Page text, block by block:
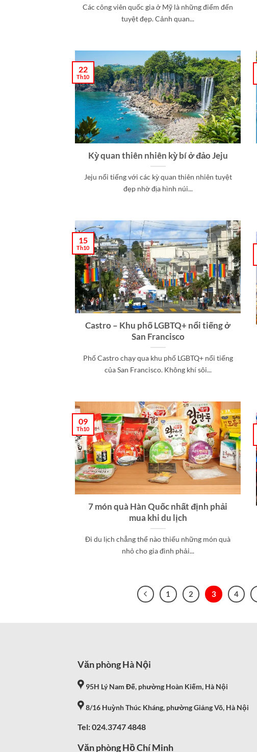
Các công viên quốc gia ở Mỹ là những điểm đến
tuyệt đẹp. Cảnh quan...
Kỳ quan thiên nhiên kỳ bí ở đảo Jeju
Jeju nổi tiếng với các kỳ quan thiên nhiên tuyệt
đẹp nhờ địa hình núi...
22
Th10
Castro – Khu phố LGBTQ+ nổi tiếng ở
San Francisco
Phố Castro chạy qua khu phố LGBTQ+ nổi tiếng
của San Francisco. Không khí sôi...
15
Th10
7 món quà Hàn Quốc nhất định phải
mua khi du lịch
Đi du lịch chẳng thể nào thiếu những món quà
nhỏ cho gia đình phải...
09
Th10
1 2 3 4
Văn phòng Hà Nội
95H Lý Nam Đế, phường Hoàn Kiếm, Hà Nội
8/16 Huỳnh Thúc Kháng, phường Giảng Võ, Hà Nội
Tel: 024.3747 4848
Văn phòng Hồ Chí Minh